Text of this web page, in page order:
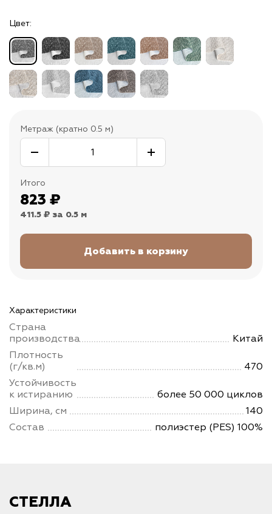
Цвет:
Метраж (кратно 0.5 м)
Итого
823 ₽
411.5 ₽ за 0.5 м
Характеристики
Страна
производства
Китай
Плотность
(г/кв.м)
470
Устойчивость
к истиранию
более 50 000 циклов
Ширина, см
140
Состав
полиэстер (PES) 100%
СТЕЛЛА